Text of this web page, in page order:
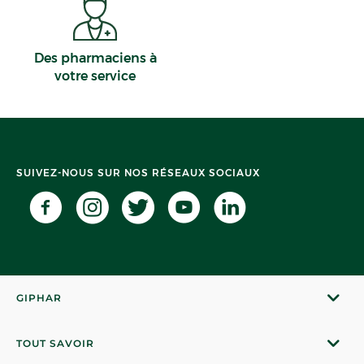
Des pharmaciens à
votre service
SUIVEZ-NOUS SUR NOS RÉSEAUX SOCIAUX
GIPHAR
TOUT SAVOIR